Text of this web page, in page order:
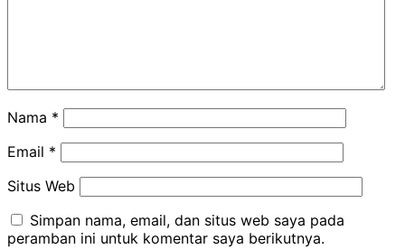
Nama *
Email *
Situs Web
Simpan nama, email, dan situs web saya pada
peramban ini untuk komentar saya berikutnya.